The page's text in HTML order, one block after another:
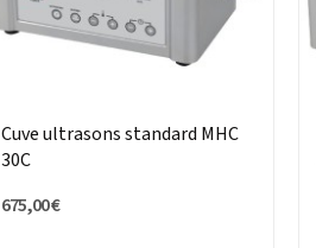
Cuve ultrasons standard MHC
30C
675,00 €